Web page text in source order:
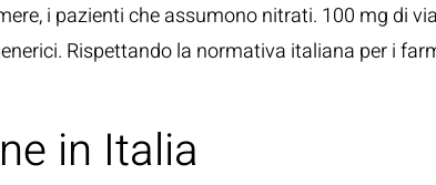
i pazienti che assumono nitrati. 100 mg di
Rispettando la normativa italiana per i
in Italia